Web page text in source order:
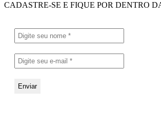
CADASTRE-SE E FIQUE POR DENTRO